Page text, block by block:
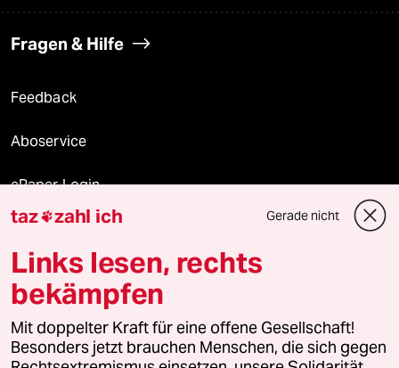
Fragen & Hilfe
Feedback
Aboservice
ePaper Login
Downloads für Abonnierende
© 2026 taz Verlags und Vertriebs GmbH
Alle Rechte vorbehalten. Bei rechtlichen Fragen oder für Genehmigungen
wenden Sie sich bitte an lizenzen@taz.de
taz zahl ich Gerade nicht
Links lesen, rechts
bekämpfen
Mit doppelter Kraft für eine offene Gesellschaft!
Besonders jetzt brauchen Menschen, die sich gegen